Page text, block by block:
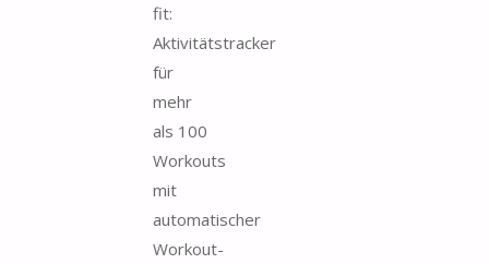
fit:
Aktivitätstracker
für
mehr
als 100
Workouts
mit
automatischer
Workout-